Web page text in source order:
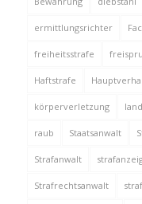
ermittlungsrichter
freiheitsstrafe
Haftstrafe
körperverletzung
raub Staatsanwalt
Strafanwalt
Strafrechtsanwalt